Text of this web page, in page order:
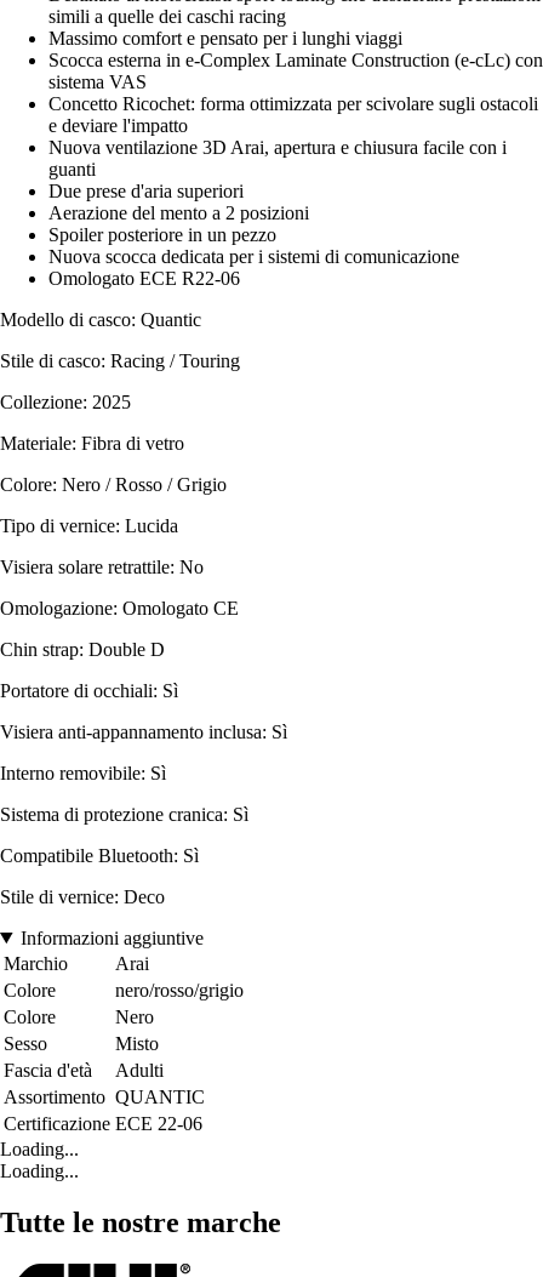
simili a quelle dei caschi racing
Massimo comfort e pensato per i lunghi viaggi
Scocca esterna in e-Complex Laminate Construction (e-cLc) con
sistema VAS
Concetto Ricochet: forma ottimizzata per scivolare sugli ostacoli
e deviare l'impatto
Nuova ventilazione 3D Arai, apertura e chiusura facile con i
guanti
Due prese d'aria superiori
Aerazione del mento a 2 posizioni
Spoiler posteriore in un pezzo
Nuova scocca dedicata per i sistemi di comunicazione
Omologato ECE R22-06
Modello di casco: Quantic
Stile di casco: Racing / Touring
Collezione: 2025
Materiale: Fibra di vetro
Colore: Nero / Rosso / Grigio
Tipo di vernice: Lucida
Visiera solare retrattile: No
Omologazione: Omologato CE
Chin strap: Double D
Portatore di occhiali: Sì
Visiera anti-appannamento inclusa: Sì
Interno removibile: Sì
Sistema di protezione cranica: Sì
Compatibile Bluetooth: Sì
Stile di vernice: Deco
Informazioni aggiuntive
Marchio
Arai
Colore
nero/rosso/grigio
Colore
Nero
Sesso
Misto
Fascia d'età
Adulti
Assortimento QUANTIC
Certificazione ECE 22-06
Loading...
Loading...
Tutte le nostre marche